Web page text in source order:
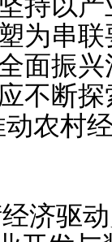
为串
面振
不断
动农村
济驱